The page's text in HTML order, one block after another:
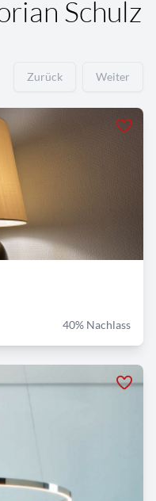
Schulz
Zurück Weiter
40% Nachlass